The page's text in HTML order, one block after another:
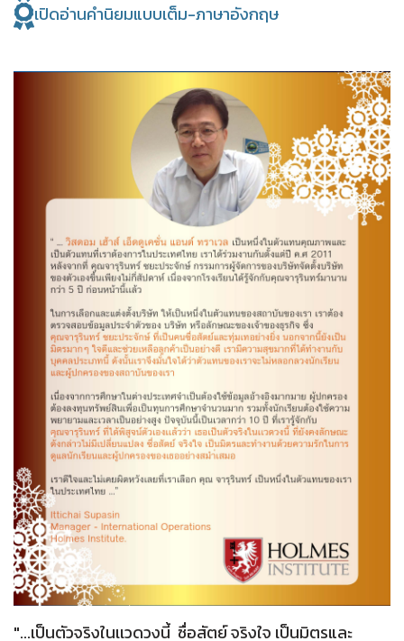
เปิดอ่านคำนิยมแบบเต็ม-ภาษาอังกฤษ
"...เป็นตัวจริงในเเวดวงนี้ ซื่อสัตย์ จริงใจ เป็นมิตรและ